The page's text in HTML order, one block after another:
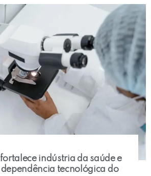
indústria da saúde e
tecnológica do